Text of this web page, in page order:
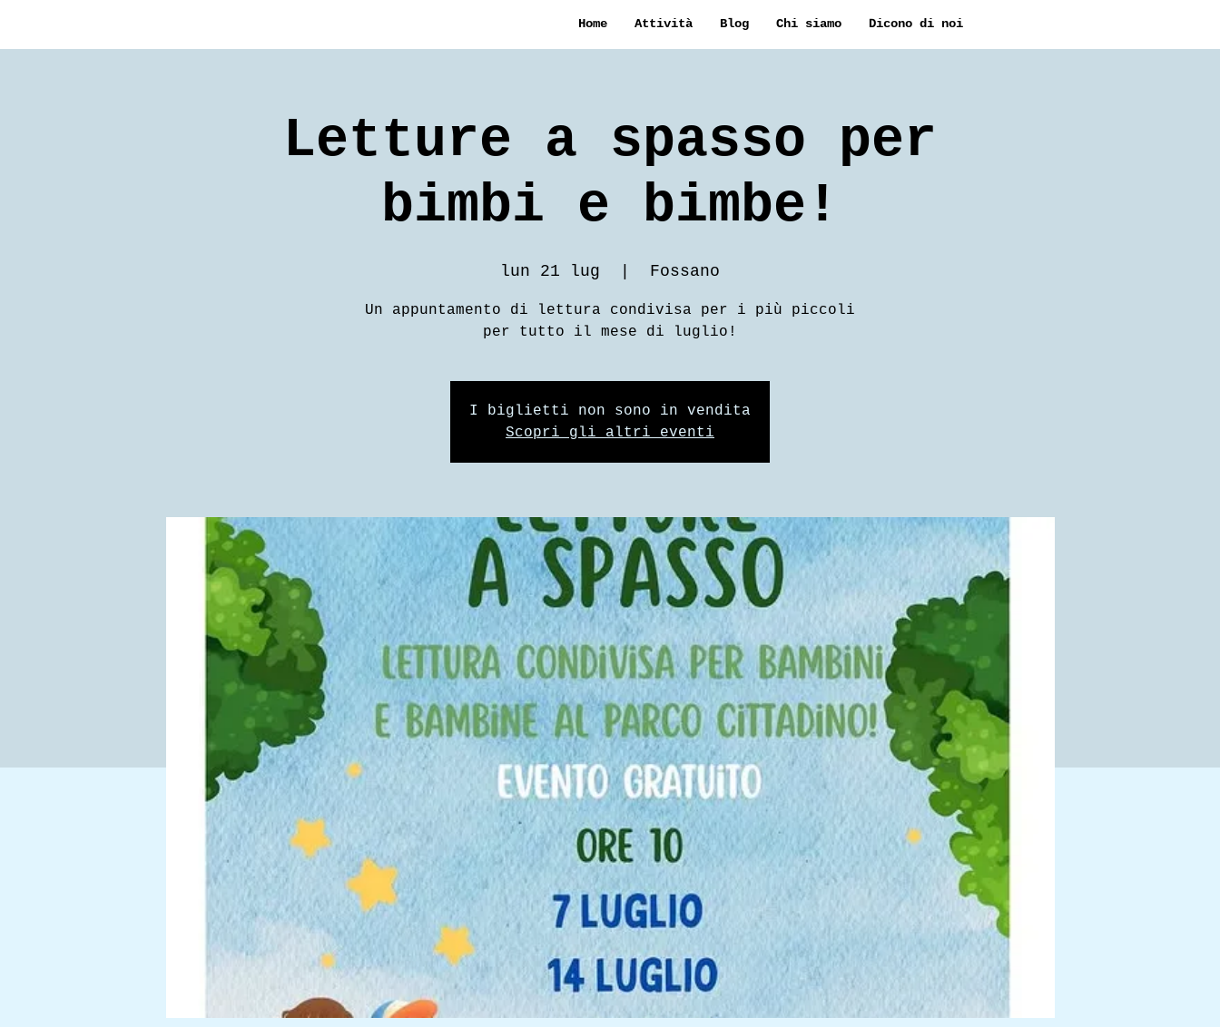
Home Attività Blog Chi siamo Dicono di noi
Letture a spasso per
bimbi e bimbe!
lun 21 lug Fossano
Un appuntamento di lettura condivisa per i più piccoli
per tutto il mese di luglio!
I biglietti non sono in vendita
Scopri gli altri eventi